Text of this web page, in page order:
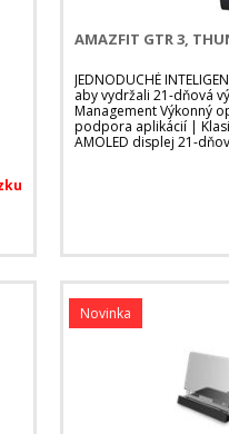
AMAZFIT GTR 3,
JEDNODUCHÉ
aby vydržali 21-dňová
Management Výkonný
podpora aplikácií |
AMOLED displej 21-
Novinka